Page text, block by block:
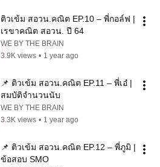
ติวเข้ม สอวน.คณิต EP.10 – พี่กอล์ฟ |
เรขาคณิต สอวน. ปี 64
WE BY THE BRAIN
3.9K views • 1 year ago
📌 ติวเข้ม สอวน.คณิต EP.11 – พี่เอ๋ |
สมบัติจำนวนนับ
WE BY THE BRAIN
3.3K views • 1 year ago
📌 ติวเข้ม สอวน.คณิต EP.12 – พี่ภูมิ |
ข้อสอบ SMO